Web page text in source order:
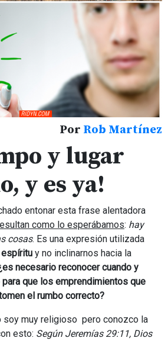
Por Rob Martínez
y lugar
y es ya!
entonar esta frase alentadora
como lo esperábamos: hay
cosas. Es una expresión utilizada
espíritu y no inclinarnos hacia la
necesario reconocer cuando y
que los emprendimientos que
el rumbo correcto?
soy muy religioso pero conozco la
esto: Según Jeremías 29:11, Dios